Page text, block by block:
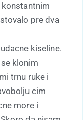
konstantnim
pre dva
kiseline.
klonim
trnu ruke i
cim
more i